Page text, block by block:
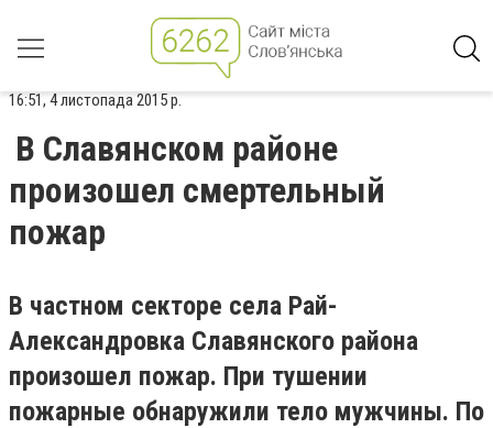
16:51, 4 листопада 2015 р.
В Славянском районе
произошел смертельный
пожар
В частном секторе села Рай-
Александровка Славянского района
произошел пожар. При тушении
пожарные обнаружили тело мужчины. По